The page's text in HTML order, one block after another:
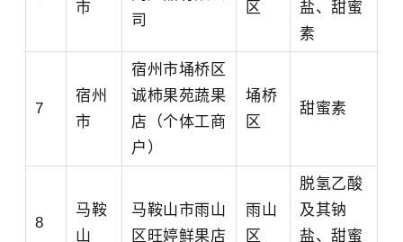
市
司
区
盐、甜蜜
素
7
宿州
市
宿州市埇桥区
诚柿果苑蔬果
店（个体工商
户）
埇桥
区
甜蜜素
8
马鞍
山
马鞍山市雨山
区旺婷鲜果店
雨山
区
脱氢乙酸
及其钠
盐、甜蜜